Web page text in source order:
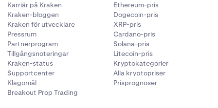
Karriär på Kraken
Kraken-bloggen
Kraken för utvecklare
Pressrum
Partnerprogram
Tillgångsnoteringar
Kraken-status
Supportcenter
Klagomål
Breakout Prop Trading
Ethereum-pris
Dogecoin-pris
XRP-pris
Cardano-pris
Solana-pris
Litecoin-pris
Kryptokategorier
Alla kryptopriser
Prisprognoser